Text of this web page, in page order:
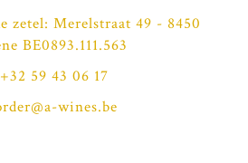
zetel: Merelstraat 49 - 8450
BE0893.111.563
+32 59 43 06 17
wines.be